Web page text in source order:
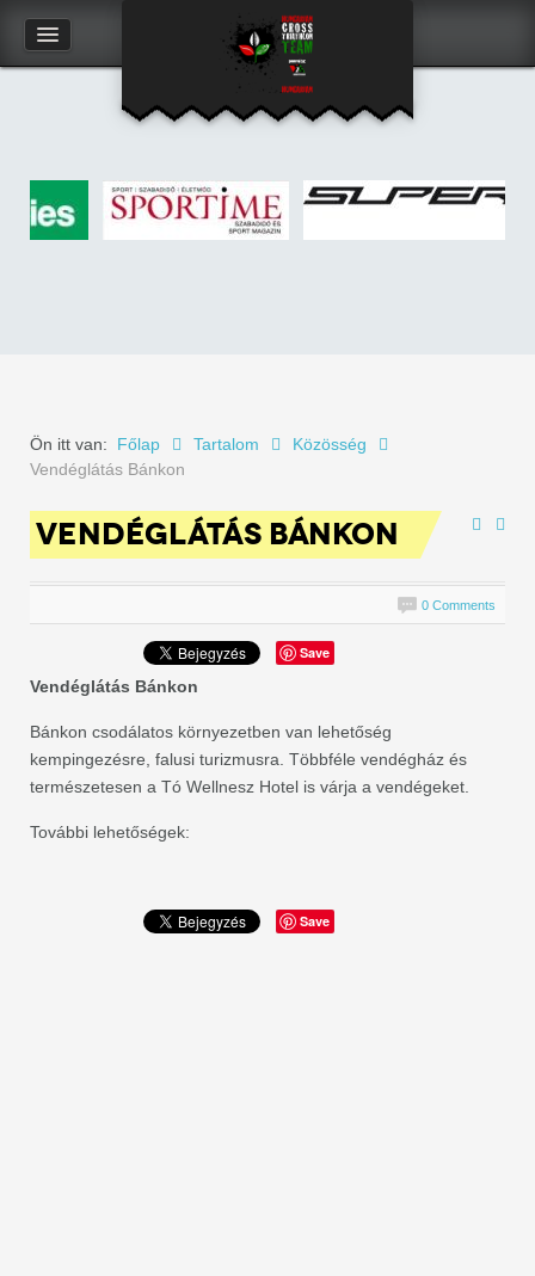
Felhasználói adatlap
Ön itt van: Főlap Tartalom
Közösség
Vendéglátás Bánkon
VENDÉGLÁTÁS BÁNKON
0 Comments
Save
Vendéglátás Bánkon
Bánkon csodálatos környezetben van lehetőség
kempingezésre, falusi turizmusra. Többféle vendégház és
természetesen a Tó Wellnesz Hotel is várja a vendégeket.
További lehetőségek:
Save